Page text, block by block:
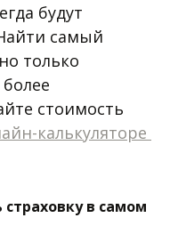
будут
самый
только
стоимость
калькуляторе
в самом